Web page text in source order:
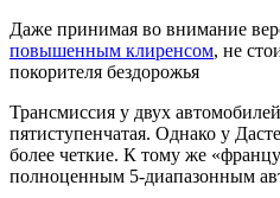
Даже принимая во внимание
повышенным клиренсом, не
покорителя бездорожья
Трансмиссия у двух
пятиступенчатая. Однако у
более четкие. К тому же
полноценным 5-диапазонным